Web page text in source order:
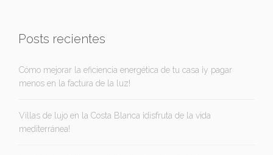
Posts recientes
Cómo mejorar la eficiencia energética de tu casa ¡y pagar
menos en la factura de la luz!
Villas de lujo en la Costa Blanca ¡disfruta de la vida
mediterránea!